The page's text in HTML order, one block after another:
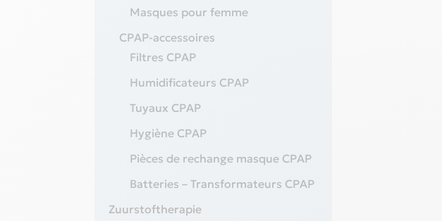
Masques pour femme
CPAP-accessoires
Filtres CPAP
Humidificateurs CPAP
Tuyaux CPAP
Hygiène CPAP
Pièces de rechange masque CPAP
Batteries – Transformateurs CPAP
Zuurstoftherapie